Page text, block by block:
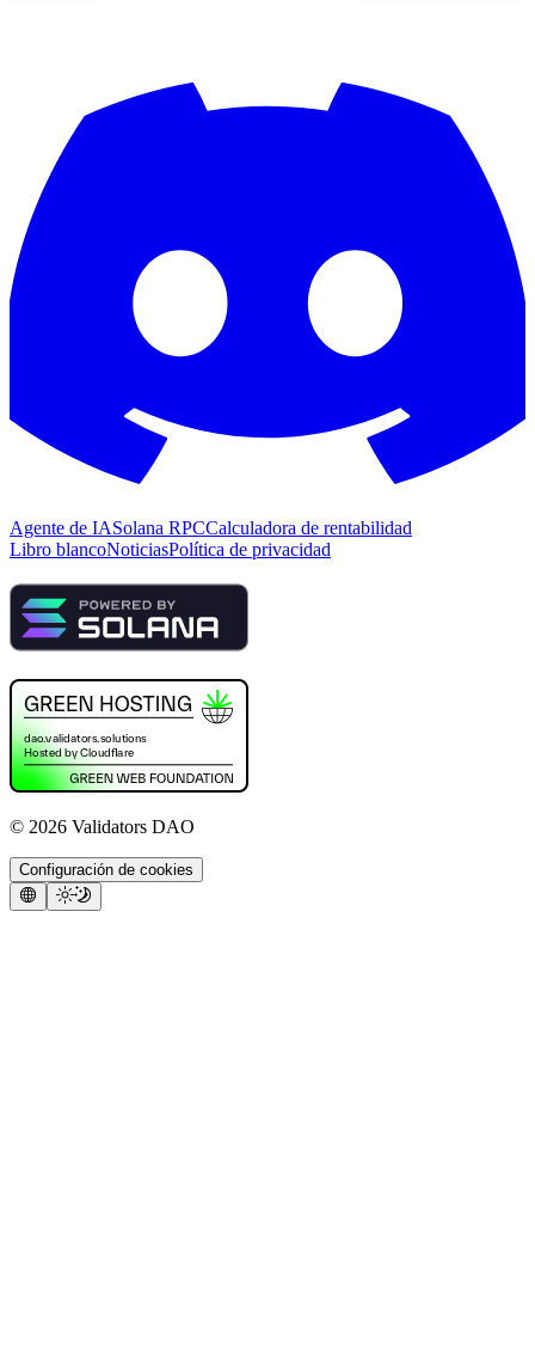
Agente de IASolana RPCCalculadora de rentabilidad
Libro blancoNoticiasPolítica de privacidad
© 2026 Validators DAO
Configuración de cookies